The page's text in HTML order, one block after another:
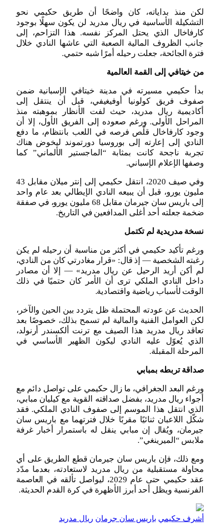
لكن منذ بداياته، كان واضحًا أن طريق حكيمي نحو
التشكيلة الأساسية في ريال مدريد لن يكون سهلًا بوجود
كارفاخال الذي يحتل المركز نفسه. هذا التزاحم، إلى
جانب الظروف المالية الصعبة التي عاشها النادي خلال
فترة الجائحة، جعلت رحيله أمرًا شبه حتمي.
من خيتافي إلى القمة العالمية
بدأ حكيمي مسيرته في مدينة خيتافي الإسبانية ضمن
صفوف فريق كولونيا أوفيغيفي، قبل أن ينتقل إلى
أكاديمية ريال مدريد، حيث لفت الأنظار بموهبته منذ
المراحل الأولى. ورغم صعوده إلى الفريق الأول، إلا أن
وجود كارفاخال قلّص فرصه في اللعب بانتظام، ما دفع
النادي إلى إعارته إلى بوروسيا دورتموند ليخوض هناك
تجربة ناجحة كانت بمثابة “الماجستير الألماني” كما
وصفها الإعلام الإسباني.
وفي صيف 2020، انتقل حكيمي إلى إنتر ميلان مقابل 43
مليون يورو، قبل أن يبيعه النادي الإيطالي بعد عام واحد
إلى باريس سان جيرمان مقابل 68 مليون يورو، في صفقة
ضخمة جعلته أحد أغلى المدافعين في التاريخ.
نسخة مدريدية لم تكتمل
ورغم تأكيد حكيمي في أكثر من مناسبة أن رحيله لم يكن
رغبته الشخصية — إذ قال: «قرار مغادرتي كان من النادي،
لم أكن أريد الرحيل عن ريال مدريد» — إلا أن مصادر
داخل النادي الملكي ترى أن الأمر كان حتميًا في ذلك
الوقت لأسباب رياضية واقتصادية.
الحديث عن عودته المحتملة ظل يتردد بين الحين والآخر،
لكن العوامل الفنية والمالية لم تسمح بذلك، خصوصًا بعد
تعاقد ريال مدريد هذا الصيف مع ترنت ألكسندر أرنولد،
الذي يُعوّل عليه النادي ليكون الظهير الأساسي في
المرحلة المقبلة.
صداقة تربطه بمبابي
ورغم البعد الجغرافي، ما زال حكيمي على تواصل دائم مع
أجواء ريال مدريد، بفضل صداقته القوية مع كيليان مبابي،
الذي انتقل هذا الموسم إلى صفوف النادي الملكي. فقد
شكّل اللاعبان ثنائيًا مقربًا خلال فترتهما مع باريس سان
جيرمان، ويُقال إن مبابي ينقل له باستمرار أخبار غرفة
ملابس “الميرينغي”.
ومع ذلك، فإن باريس سان جيرمان قطع الطريق على أي
محاولة مستقبلية من ريال مدريد لاستعادته، بعدما مدّد
عقد حكيمي حتى عام 2029، ليواصل تألقه في العاصمة
الفرنسية ويظل أحد أبرز الأظهرة في كرة القدم الحديثة.
أشرف حكيمي باريس سان جرمان ريال مدريد